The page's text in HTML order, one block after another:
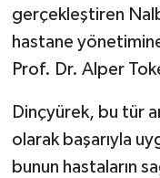
gerçekleştiren
hastane
Prof. Dr. Alper
Dinçyürek, bu tür
olarak başarıyla
bunun hastaların